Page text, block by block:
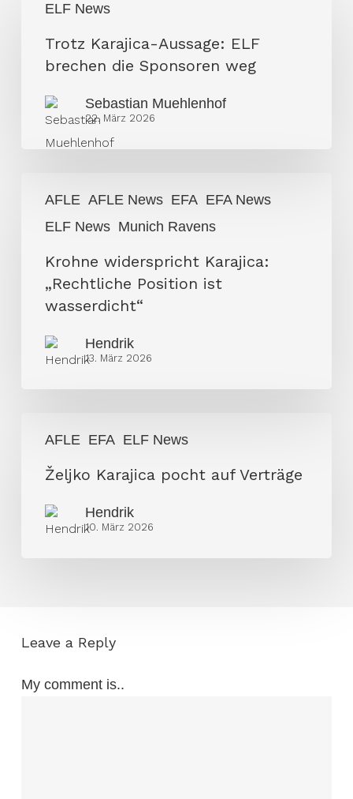
ELF News
Karajica-
Aussage:
Trotz Karajica-Aussage: ELF
brechen die Sponsoren weg
Sebastian Muehlenhof
22. März 2026
AFLE AFLE News EFA EFA News
ELF News Munich Ravens
widerspricht
Karajica:
„Rechtliche
Position
Krohne widerspricht Karajica:
„Rechtliche Position ist
wasserdicht“
Hendrik
13. März 2026
AFLE EFA ELF News
Karajica
pocht
Verträge
Željko Karajica pocht auf Verträge
Hendrik
10. März 2026
Leave a Reply
My comment is..